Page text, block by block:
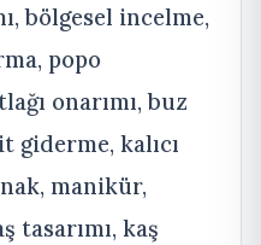
bölgesel incelme,
popo
onarımı, buz
giderme, kalıcı
manikür,
tasarımı, kaş